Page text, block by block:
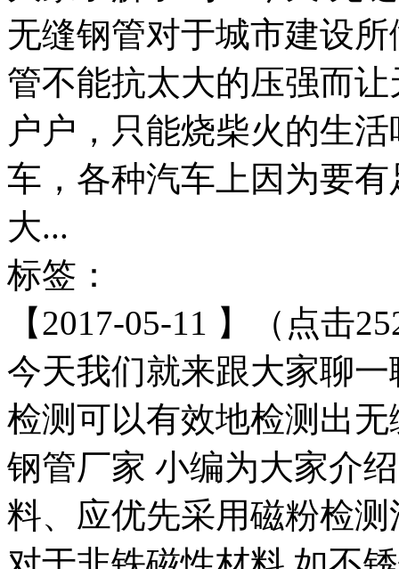
无缝钢管对于城市建设
管不能抗太大的压强而
户户，只能烧柴火的生
车，各种汽车上因为要
大...
标签：
【2017-05-11 】（点击
今天我们就来跟大家聊
检测可以有效地检测出
钢管厂家 小编为大家介
料、应优先采用磁粉检